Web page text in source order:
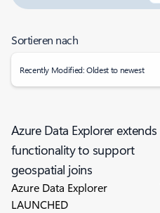
Sortieren nach
Recently Modified: Oldest to newest
Azure Data Explorer extends
functionality to support
geospatial joins
Azure Data Explorer
LAUNCHED